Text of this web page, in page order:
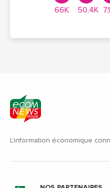
66K 50,4K
L'information économique